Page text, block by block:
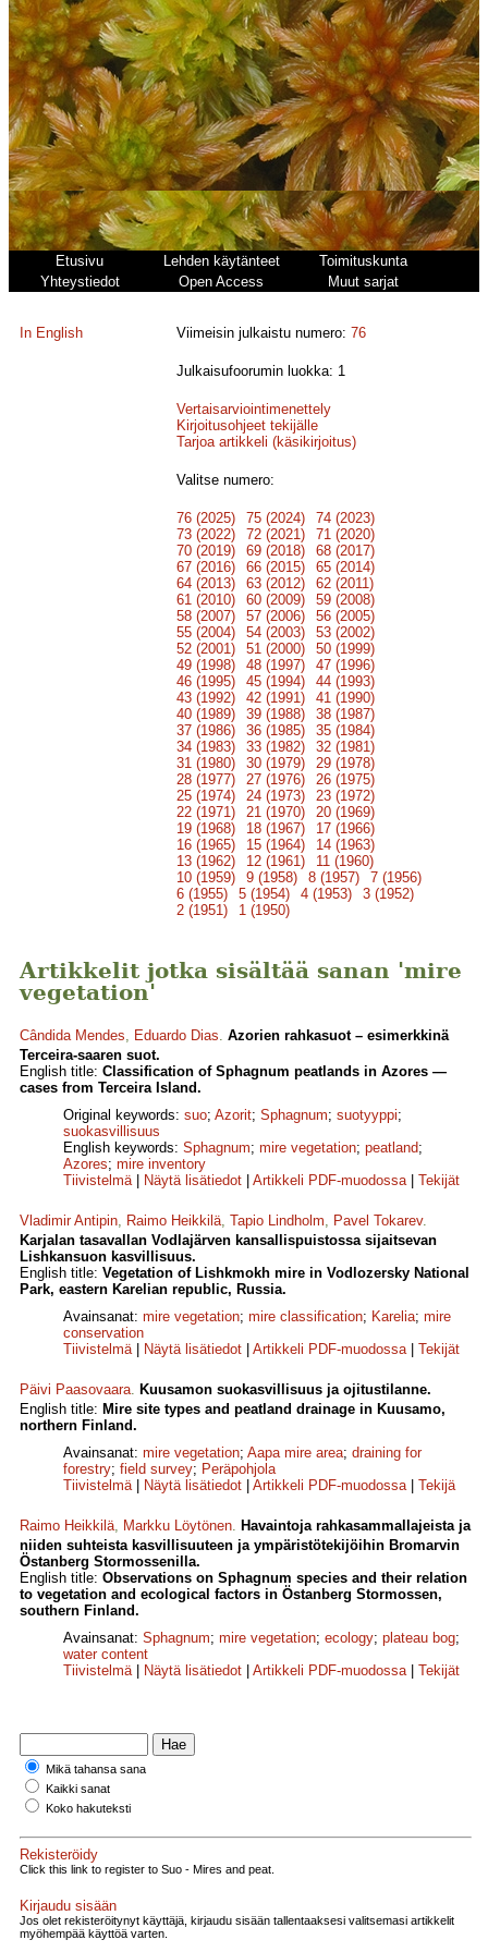
Etusivu Lehden käytänteet
Toimituskunta
Yhteystiedot
Open Access Muut sarjat
In English Viimeisin julkaistu numero:76
Julkaisufoorumin luokka: 1
Vertaisarviointimenettely
Kirjoitusohjeet tekijälle
Tarjoa artikkeli (käsikirjoitus)
Valitse numero:
76 (2025) 75 (2024)
74 (2023)
73 (2022)
72 (2021)
71 (2020)
70 (2019)
69 (2018)
68 (2017)
67 (2016)
66 (2015)
65 (2014)
64 (2013)
63 (2012)
62 (2011)
61 (2010)
60 (2009)
59 (2008)
58 (2007)
57 (2006)
56 (2005)
55 (2004)
54 (2003)
53 (2002)
52 (2001)
51 (2000)
50 (1999)
49 (1998)
48 (1997)
47 (1996)
46 (1995)
45 (1994)
44 (1993)
43 (1992)
42 (1991)
41 (1990)
40 (1989)
39 (1988)
38 (1987)
37 (1986)
36 (1985)
35 (1984)
34 (1983)
33 (1982)
32 (1981)
31 (1980)
30 (1979)
29 (1978)
28 (1977)
27 (1976)
26 (1975)
25 (1974)
24 (1973)
23 (1972)
22 (1971)
21 (1970)
20 (1969)
19 (1968)
18 (1967)
17 (1966)
16 (1965)
15 (1964)
14 (1963)
13 (1962)
12 (1961)
11 (1960)
10 (1959)
9 (1958) 8 (1957)
7 (1956)
6 (1955)
5 (1954) 4 (1953)
3 (1952)
2 (1951)
1 (1950)
Artikkelit jotka sisältää sanan 'mire
vegetation'
Cândida Mendes, Eduardo Dias. Azorien rahkasuot – esimerkkinä
Terceira-saaren suot.
English title: Classification of Sphagnum peatlands in Azores —
cases from Terceira Island.
Original keywords: suo; Azorit; Sphagnum; suotyyppi;
suokasvillisuus
English keywords: Sphagnum; mire vegetation; peatland;
Azores; mire inventory
Tiivistelmä| Näytä lisätiedot Artikkeli PDF-muodossa| Tekijät
Vladimir Antipin, Raimo Heikkilä, Tapio Lindholm, Pavel Tokarev.
Karjalan tasavallan Vodlajärven kansallispuistossa sijaitsevan
Lishkansuon kasvillisuus.
English title: Vegetation of Lishkmokh mire in Vodlozersky National
Park, eastern Karelian republic, Russia.
Avainsanat: mire vegetation; mire classification; Karelia; mire
conservation
Tiivistelmä| Näytä lisätiedot Artikkeli PDF-muodossa| Tekijät
Päivi Paasovaara. Kuusamon suokasvillisuus ja ojitustilanne.
English title: Mire site types and peatland drainage in Kuusamo,
northern Finland.
Avainsanat: mire vegetation; Aapa mire area; draining for
forestry; field survey; Peräpohjola
Tiivistelmä| Näytä lisätiedot Artikkeli PDF-muodossa| Tekijä
Raimo Heikkilä, Markku Löytönen. Havaintoja rahkasammallajeista ja
niiden suhteista kasvillisuuteen ja ympäristötekijöihin Bromarvin
Östanberg Stormossenilla.
English title: Observations on Sphagnum species and their rela­tion
to vegetation and ecological factors in Östanberg Stormossen,
southern Finland.
Avainsanat: Sphagnum; mire vegetation; ecology; plateau bog;
water content
Tiivistelmä| Näytä lisätiedot Artikkeli PDF-muodossa| Tekijät
Mikä tahansa sana
Kaikki sanat
Koko hakuteksti
Rekisteröidy
Click this link to register to Suo - Mires and peat.
Kirjaudu sisään
Jos olet rekisteröitynyt käyttäjä, kirjaudu sisään tallentaaksesi valitsemasi artikkelit
myöhempää käyttöä varten.